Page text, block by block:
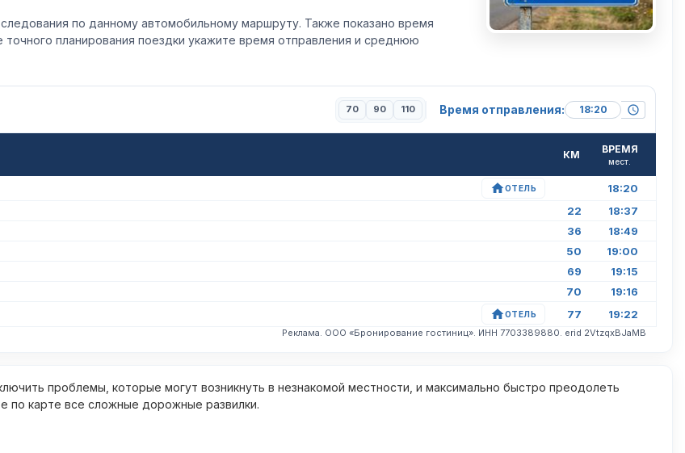
по данному автомобильному маршруту. Также показано время
планирования поездки укажите время отправления и среднюю
70 90 110 Время отправления:
КМ ВРЕМЯ
мест.
ОТЕЛЬ 18:20
22 18:37
36 18:49
50 19:00
69 19:15
70 19:16
ОТЕЛЬ 77 19:22
Реклама. ООО «Бронирование гостиниц». ИНН 7703389880. erid 2VtzqxBJaMB
проблемы, которые могут возникнуть в незнакомой местности, и максимально быстро преодолеть
по карте все сложные дорожные развилки.